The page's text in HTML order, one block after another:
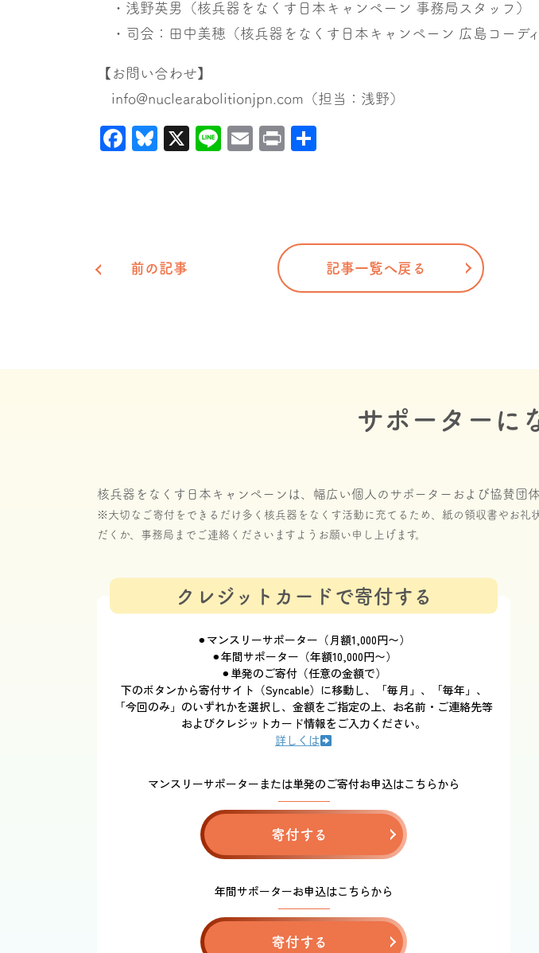
・浅野英男（核兵器をなくす日本キャンペーン 事務局スタッフ）
・司会：田中美穂（核兵器をなくす日本キャンペーン 広島コーディ
【お問い合わせ】
info@nuclearabolitionjpn.com（担当：浅野）
Facebook
Bluesky
X LineEmailPrint
前の記事 記事一覧へ戻る
サポーターに
核兵器をなくす日本キャンペーンは、幅広い個人のサポーターおよび協賛団
※大切なご寄付をできるだけ多く核兵器をなくす活動に充てるため、紙の領収書やお
だくか、事務局までご連絡くださいますようお願い申し上げます。
クレジットカードで寄付する
⚫︎マンスリーサポーター（月額1,000円〜）
⚫︎年間サポーター（年額10,000円〜）
⚫︎単発のご寄付（任意の金額で）
下のボタンから寄付サイト（Syncable）に移動し、「毎月」、「毎年」、
「今回のみ」のいずれかを選択し、金額をご指定の上、お名前・ご連絡先等
およびクレジットカード情報をご入力ください。
詳しくは
マンスリーサポーターまたは単発のご寄付お申込はこちらから
寄付する
年間サポーターお申込はこちらから
寄付する